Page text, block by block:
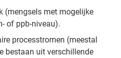
(mengsels met mogelijke
of ppb-niveau).
processtromen (meestal
bestaan uit verschillende